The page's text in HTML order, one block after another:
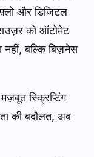
और डिजिटल
को ऑटोमेट
नहीं, बल्कि बिज़नेस
स्क्रिप्टिंग
की बदौलत, अब